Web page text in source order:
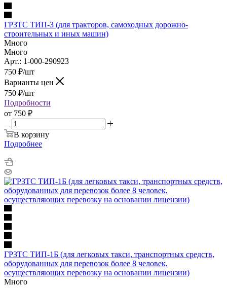
ГРЗТС ТИП-3 (для тракторов, самоходных дорожно-
строительных и иных машин)
Много
Много
Арт.: 1-000-290923
750 ₽/шт
Варианты цен
750 ₽/шт
Подробности
от 750 ₽
В корзину
Подробнее
ГРЗТС ТИП-1Б (для легковых такси, транспортных средств,
оборудованных для перевозок более 8 человек,
осуществляющих перевозку на основании лицензии)
Много